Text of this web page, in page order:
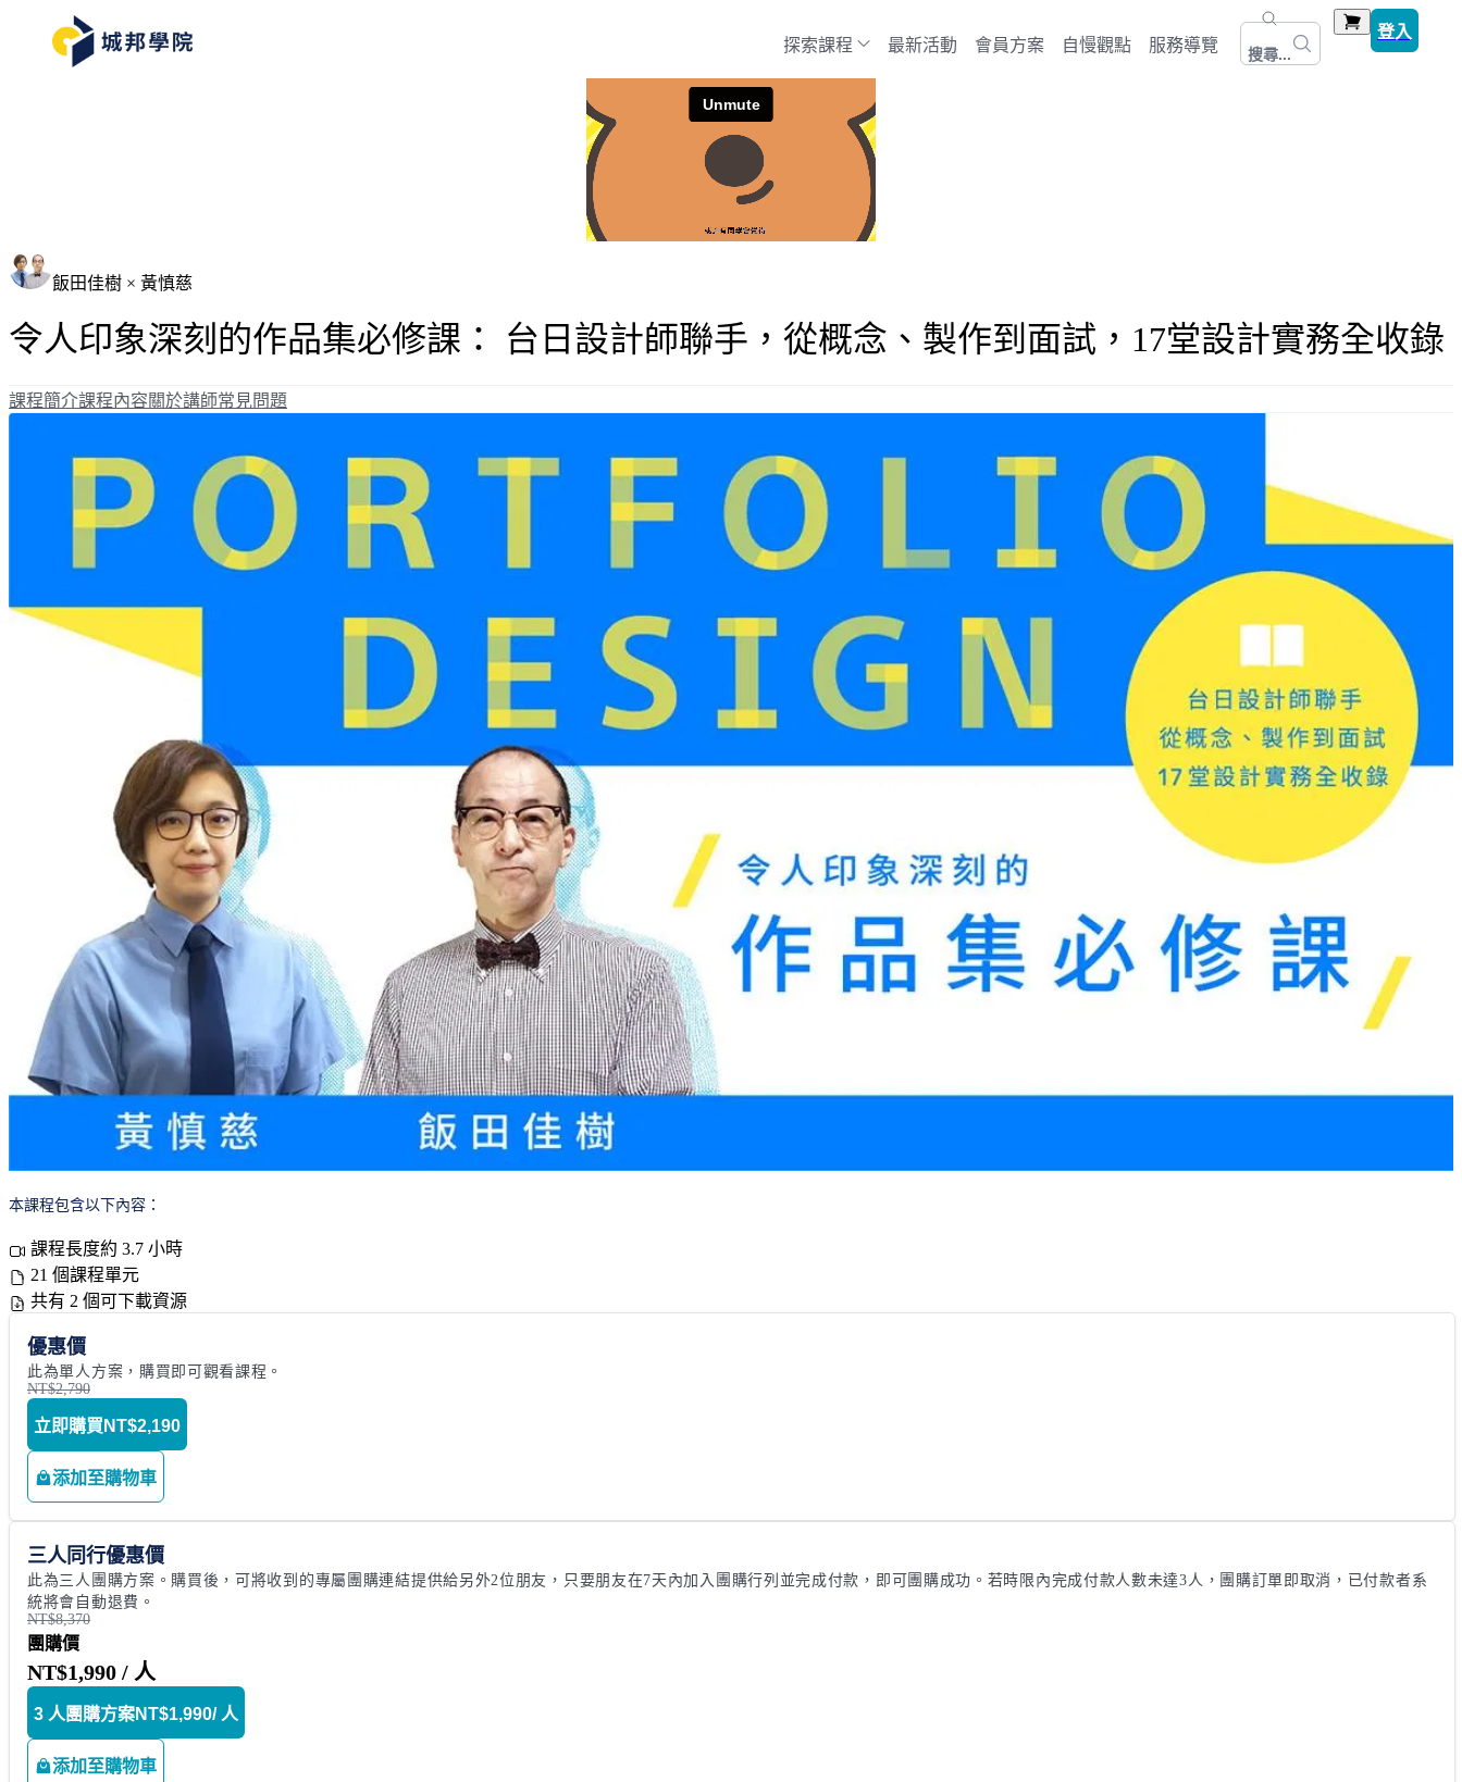
探索課程 最新活動 會員方案 自慢觀點 服務導覽 搜尋...
登入
飯田佳樹 × 黃慎慈
令人印象深刻的作品集必修課： 台日設計師聯手，從概念、製作到面試，17堂設計實務全收錄
課程簡介課程內容關於講師常見問題
本課程包含以下內容：
課程長度約 3.7 小時
21 個課程單元
共有 2 個可下載資源
優惠價
此為單人方案，購買即可觀看課程。
NT$2,790
立即購買 NT$2,190
添加至購物車
三人同行優惠價
此為三人團購方案。購買後，可將收到的專屬團購連結提供給另外2位朋友，只要朋友在7天內加入團購行列並完成付款，即可團購成功。若時限內完成付款人數未達3人，團購訂單即取消，已付款者系
統將會自動退費。
NT$8,370
團購價
NT$1,990 / 人
3 人團購方案NT$1,990/ 人
添加至購物車